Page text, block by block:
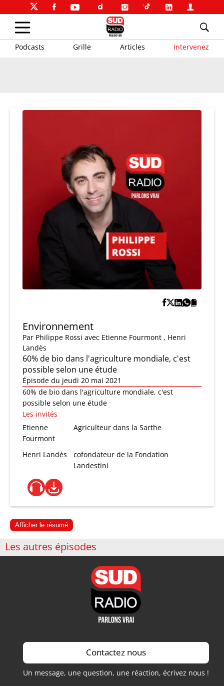
Podcasts Grille Articles Intervenez
Environnement
Par Philippe Rossi avec Etienne Fourmont , Henri
Landès
60% de bio dans l'agriculture mondiale, c'est
possible selon une étude
Épisode du jeudi 20 mai 2021
60% de bio dans l'agriculture mondiale, c'est
possible selon une étude
Les invités
Etienne
Fourmont
Agriculteur dans la Sarthe
Henri Landès
cofondateur de la Fondation
Landestini
Afficher le résumé
Les autres épisodes
Contactez nous
Un message, une question, une réaction, écrivez nous !